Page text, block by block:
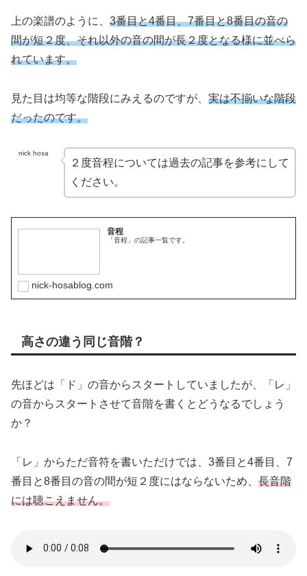
上の楽譜のように、 3番目と4番目、7番目と8番目の音の
間が短２度、それ以外の音の間が長２度となる様に並べら
れています。
見た目は均等な階段にみえるのですが、 実は不揃いな階段
だったのです。
nick hosa
２度音程については過去の記事を参考にして
ください。
音程
「音程」の記事一覧です。
nick-hosablog.com
高さの違う同じ音階？
先ほどは「ド」の音からスタートしていましたが、「レ」
の音からスタートさせて音階を書くとどうなるでしょう
か？
「レ」からただ音符を書いただけでは、3番目と4番目、7
番目と8番目の音の間が短２度にはならないため、 長音階
には聴こえません。